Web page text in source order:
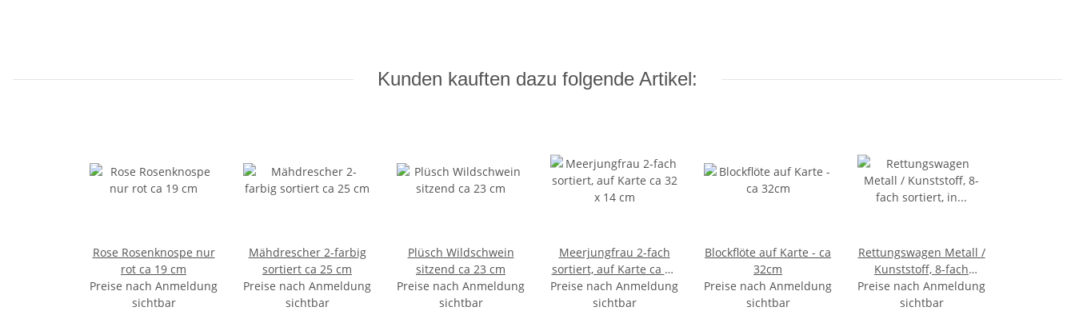
Kunden kauften dazu folgende Artikel:
Rose Rosenknospe nur
rot ca 19 cm
Preise nach Anmeldung
sichtbar
Mähdrescher 2-farbig
sortiert ca 25 cm
Preise nach Anmeldung
sichtbar
Plüsch Wildschwein
sitzend ca 23 cm
Preise nach Anmeldung
sichtbar
Meerjungfrau 2-fach
sortiert, auf Karte ca 32
x 14 cm
Preise nach Anmeldung
sichtbar
Blockflöte auf Karte - ca
32cm
Preise nach Anmeldung
sichtbar
Rettungswagen Metall /
Kunststoff, 8-fach
sortiert, in Box, 10 x 5 x
4 cm
Preise nach Anmeldung
sichtbar